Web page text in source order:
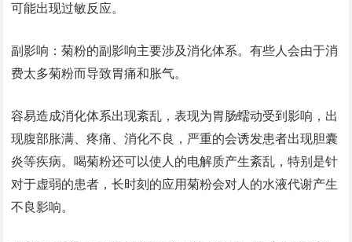
可能出现过敏反应。
副影响：菊粉的副影响主要涉及消化体系。有些人会由于消
费太多菊粉而导致胃痛和胀气。
容易造成消化体系出现紊乱，表现为胃肠蠕动受到影响，出
现腹部胀满、疼痛、消化不良，严重的会诱发患者出现胆囊
炎等疾病。喝菊粉还可以使人的电解质产生紊乱，特别是针
对于虚弱的患者，长时刻的应用菊粉会对人的水液代谢产生
不良影响。